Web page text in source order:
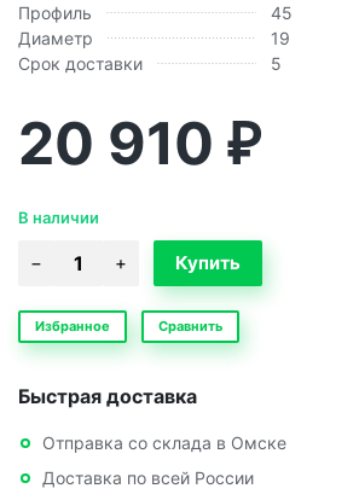
Профиль
45
Диаметр
19
Срок доставки
5
20 910 ₽
В наличии
Избранное Сравнить
Быстрая доставка
Отправка со склада в Омске
Доставка по всей России